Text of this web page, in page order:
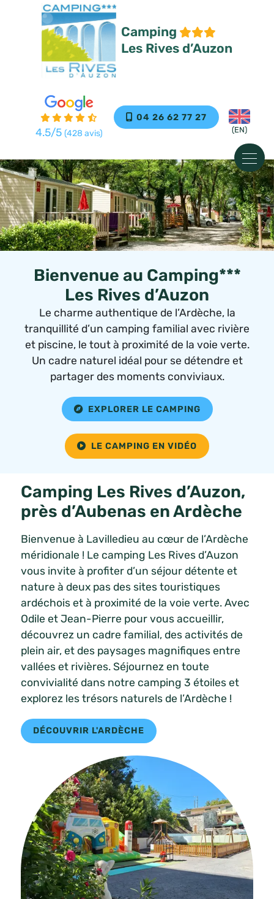
Camping
Les Rives d’Auzon
4.5/5 (428 avis)
04 26 62 77 27
Bienvenue au Camping***
Les Rives d’Auzon
Le charme authentique de l’Ardèche, la
tranquillité d’un camping familial avec rivière
et piscine, le tout à proximité de la voie verte.
Un cadre naturel idéal pour se détendre et
partager des moments conviviaux.
EXPLORER LE CAMPING
LE CAMPING EN VIDÉO
Camping Les Rives d’Auzon,
près d’Aubenas en Ardèche
Bienvenue à Lavilledieu au cœur de l’Ardèche
méridionale ! Le camping Les Rives d’Auzon
vous invite à profiter d’un séjour détente et
nature à deux pas des sites touristiques
ardéchois et à proximité de la voie verte. Avec
Odile et Jean-Pierre pour vous accueillir,
découvrez un cadre familial, des activités de
plein air, et des paysages magnifiques entre
vallées et rivières. Séjournez en toute
convivialité dans notre camping 3 étoiles et
explorez les trésors naturels de l’Ardèche !
DÉCOUVRIR L'ARDÈCHE
Panneau de gestion des cookies